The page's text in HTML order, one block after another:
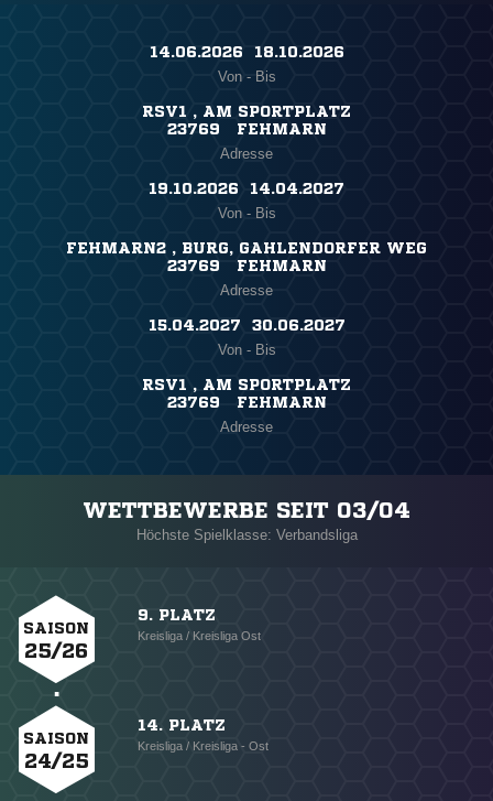
14.06.2026 ​ 18.10.2026
Von - Bis
RSV1 , AM SPORTPLATZ
23769 FEHMARN
Adresse
19.10.2026 ​ 14.04.2027
Von - Bis
FEHMARN2 , BURG, GAHLENDORFER WEG
23769 FEHMARN
Adresse
15.04.2027 ​ 30.06.2027
Von - Bis
RSV1 , AM SPORTPLATZ
23769 FEHMARN
Adresse
WETTBEWERBE SEIT 03/04
Höchste Spielklasse: Verbandsliga
SAISON
25/26
9. PLATZ
Kreisliga / Kreisliga Ost
SAISON
24/25
14. PLATZ
Kreisliga / Kreisliga - Ost